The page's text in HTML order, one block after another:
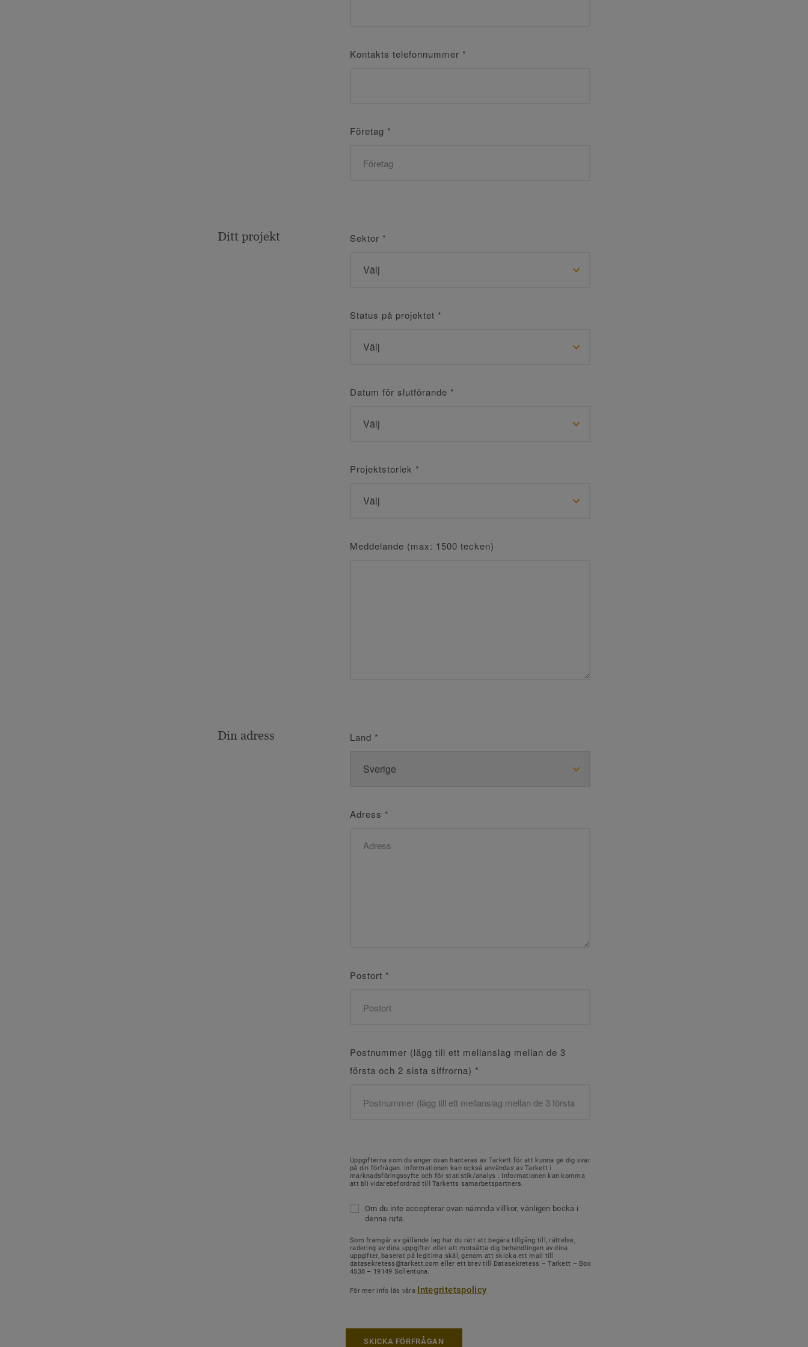
Kontakts telefonnummer *
Företag *
Ditt projekt Sektor *
Status på projektet *
Datum för slutförande *
Projektstorlek *
Meddelande (max: 1500 tecken)
Din adress Land *
Adress *
Postort *
Postnummer (lägg till ett mellanslag mellan de 3
första och 2 sista siffrorna) *
Uppgifterna som du anger ovan hanteras av Tarkett för att kunna ge dig svar
på din förfrågan. Informationen kan också användas av Tarkett i
marknadsföringssyfte och för statistik/analys . Informationen kan komma
att bli vidarebefordrad till Tarketts samarbetspartners.
Om du inte accepterar ovan nämnda villkor, vänligen bocka i
denna ruta.
Som framgår av gällande lag har du rätt att begära tillgång till, rättelse,
radering av dina uppgifter eller att motsätta dig behandlingen av dina
uppgifter, baserat på legitima skäl, genom att skicka ett mail till
datasekretess@tarkett.com eller ett brev till Datasekretess – Tarkett – Box
4538 – 19149 Sollentuna.
För mer info läs våra Integritetspolicy
SKICKA FÖRFRÅGAN